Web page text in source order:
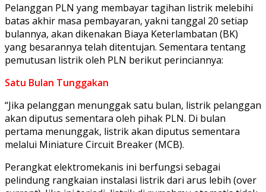
Pelanggan PLN yang membayar tagihan listrik melebihi
batas akhir masa pembayaran, yakni tanggal 20 setiap
bulannya, akan dikenakan Biaya Keterlambatan (BK)
yang besarannya telah ditentujan. Sementara tentang
pemutusan listrik oleh PLN berikut perinciannya:
Satu Bulan Tunggakan
“Jika pelanggan menunggak satu bulan, listrik pelanggan
akan diputus sementara oleh pihak PLN. Di bulan
pertama menunggak, listrik akan diputus sementara
melalui Miniature Circuit Breaker (MCB).
Perangkat elektromekanis ini berfungsi sebagai
pelindung rangkaian instalasi listrik dari arus lebih (over